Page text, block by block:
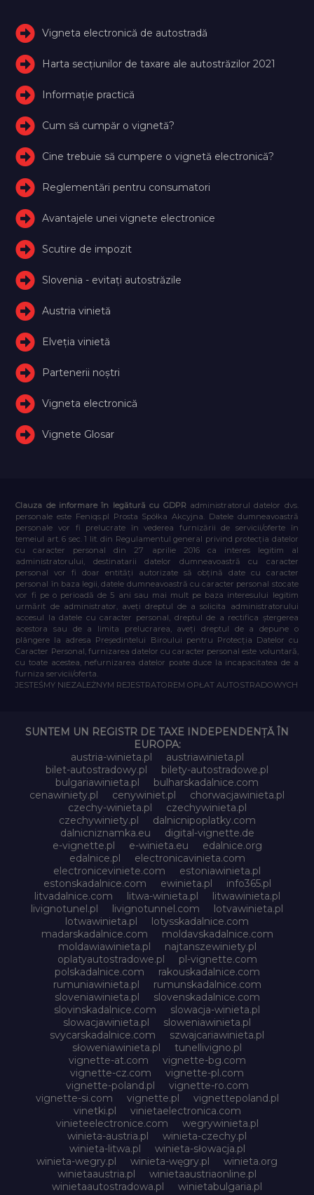
Vigneta electronică de autostradă
Harta secțiunilor de taxare ale autostrăzilor 2021
Informație practică
Cum să cumpăr o vignetă?
Cine trebuie să cumpere o vignetă electronică?
Reglementări pentru consumatori
Avantajele unei vignete electronice
Scutire de impozit
Slovenia - evitați autostrăzile
Austria vinietă
Elveţia vinietă
Partenerii noștri
Vigneta electronică
Vignete Glosar
Clauza de informare în legătură cu GDPR administratorul datelor dvs.
personale este Feniqs.pl Prosta Spółka Akcyjna. Datele dumneavoastră
personale vor fi prelucrate în vederea furnizării de servicii/oferte în
temeiul art. 6 sec. 1 lit. din Regulamentul general privind protecția datelor
cu caracter personal din 27 aprilie 2016 ca interes legitim al
administratorului, destinatarii datelor dumneavoastră cu caracter
personal vor fi doar entități autorizate să obțină date cu caracter
personal în baza legii, datele dumneavoastră cu caracter personal stocate
vor fi pe o perioadă de 5 ani sau mai mult pe baza interesului legitim
urmărit de administrator, aveți dreptul de a solicita administratorului
accesul la datele cu caracter personal, dreptul de a rectifica ștergerea
acestora sau de a limita prelucrarea, aveți dreptul de a depune o
plângere la adresa Președintelui Biroului pentru Protecția Datelor cu
Caracter Personal, furnizarea datelor cu caracter personal este voluntară,
cu toate acestea, nefurnizarea datelor poate duce la incapacitatea de a
furniza servicii/oferta.
JESTEŚMY NIEZALEŻNYM REJESTRATOREM OPŁAT AUTOSTRADOWYCH
SUNTEM UN REGISTR DE TAXE INDEPENDENȚĂ ÎN
EUROPA:
austria-winieta.pl
austriawinieta.pl
bilet-autostradowy.pl
bilety-autostradowe.pl
bulgariawinieta.pl
bulharskadalnice.com
cenawiniety.pl
cenywiniet.pl
chorwacjawinieta.pl
czechy-winieta.pl
czechywinieta.pl
czechywiniety.pl
dalnicnipoplatky.com
dalnicniznamka.eu
digital-vignette.de
e-vignette.pl
e-winieta.eu
edalnice.org
edalnice.pl
electronicavinieta.com
electroniceviniete.com
estoniawinieta.pl
estonskadalnice.com
ewinieta.pl
info365.pl
litvadalnice.com
litwa-winieta.pl
litwawinieta.pl
livignotunel.pl
livignotunnel.com
lotvawinieta.pl
lotwawinieta.pl
lotysskadalnice.com
madarskadalnice.com
moldavskadalnice.com
moldawiawinieta.pl
najtanszewiniety.pl
oplatyautostradowe.pl
pl-vignette.com
polskadalnice.com
rakouskadalnice.com
rumuniawinieta.pl
rumunskadalnice.com
sloveniawinieta.pl
slovenskadalnice.com
slovinskadalnice.com
slowacja-winieta.pl
slowacjawinieta.pl
sloweniawinieta.pl
svycarskadalnice.com
szwajcariawinieta.pl
słoweniawinieta.pl
tunellivigno.pl
vignette-at.com
vignette-bg.com
vignette-cz.com
vignette-pl.com
vignette-poland.pl
vignette-ro.com
vignette-si.com
vignette.pl
vignettepoland.pl
vinetki.pl
vinietaelectronica.com
vinieteelectronice.com
wegrywinieta.pl
winieta-austria.pl
winieta-czechy.pl
winieta-litwa.pl
winieta-słowacja.pl
winieta-wegry.pl
winieta-węgry.pl
winieta.org
winietaaustria.pl
winietaaustriaonline.pl
winietaautostradowa.pl
winietabulgaria.pl